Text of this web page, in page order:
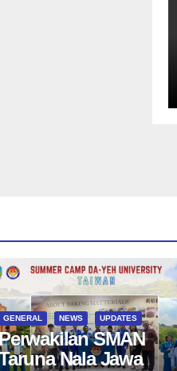
GENERAL NEWS UPDATES
SMAN
Nala Jawa